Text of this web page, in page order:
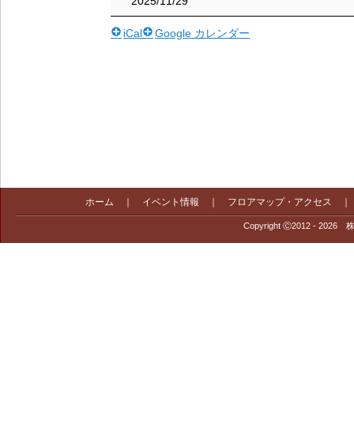
iCal Google カレンダー
ホーム イベント情報 フロアマップ・アクセス
Copyright Ⓒ2012 - 2026 株